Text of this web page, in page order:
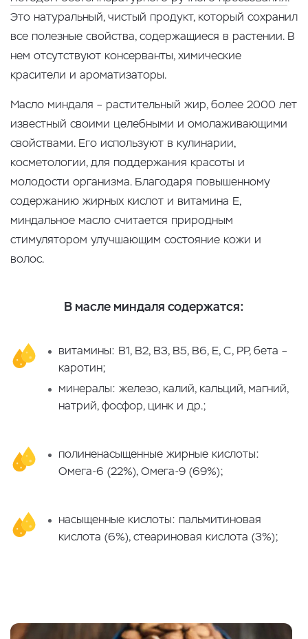
Это натуральный, чистый продукт, который сохранил
все полезные свойства, содержащиеся в растении. В
нем отсутствуют консерванты, химические
красители и ароматизаторы.
Масло миндаля – растительный жир, более 2000 лет
известный своими целебными и омолаживающими
свойствами. Его используют в кулинарии,
косметологии, для поддержания красоты и
молодости организма. Благодаря повышенному
содержанию жирных кислот и витамина Е,
миндальное масло считается природным
стимулятором улучшающим состояние кожи и
волос.
В масле миндаля содержатся:
витамины: В1, В2, В3, В5, В6, Е, С, РР, бета –
каротин;
минералы: железо, калий, кальций, магний,
натрий, фосфор, цинк и др.;
полиненасыщенные жирные кислоты:
Омега-6 (22%), Омега-9 (69%);
насыщенные кислоты: пальмитиновая
кислота (6%), стеариновая кислота (3%);